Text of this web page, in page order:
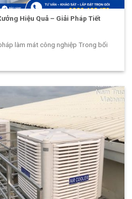
Hiệu Quả – Giải Pháp Tiết
làm mát công nghiệp Trong bối